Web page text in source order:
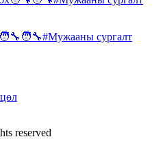
сургалт
reserved